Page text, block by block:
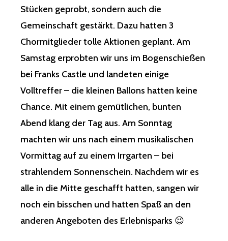
Stücken geprobt, sondern auch die
Gemeinschaft gestärkt. Dazu hatten 3
Chormitglieder tolle Aktionen geplant. Am
Samstag erprobten wir uns im Bogenschießen
bei Franks Castle und landeten einige
Volltreffer – die kleinen Ballons hatten keine
Chance. Mit einem gemütlichen, bunten
Abend klang der Tag aus. Am Sonntag
machten wir uns nach einem musikalischen
Vormittag auf zu einem Irrgarten – bei
strahlendem Sonnenschein. Nachdem wir es
alle in die Mitte geschafft hatten, sangen wir
noch ein bisschen und hatten Spaß an den
anderen Angeboten des Erlebnisparks 😉